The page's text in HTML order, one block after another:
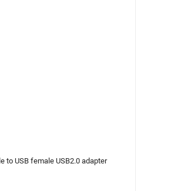
to USB female USB2.0 adapter